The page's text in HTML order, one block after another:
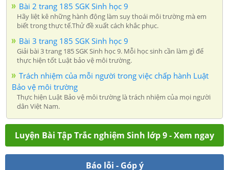
Bài 2 trang 185 SGK Sinh học 9
Hãy liệt kê những hành động làm suy thoái môi trường mà em
biết trong thực tế.Thử đề xuất cách khắc phục.
Bài 3 trang 185 SGK Sinh học 9
Giải bài 3 trang 185 SGK Sinh học 9. Mỗi học sinh cần làm gì để
thực hiện tốt Luật bảo vệ môi trường.
Trách nhiệm của mỗi người trong việc chấp hành Luật
Bảo vệ môi trường
Thực hiện Luật Bảo vệ môi trường là trách nhiệm của mọi người
dân Việt Nam.
Luyện Bài Tập Trắc nghiệm Sinh lớp 9 - Xem ngay
Báo lỗi - Góp ý